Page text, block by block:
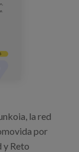
la red
por
y Reto